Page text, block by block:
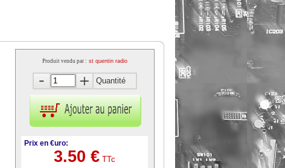
Produit vendu par : st quentin radio
Quantité
Prix en €uro:
3.50 € TTc